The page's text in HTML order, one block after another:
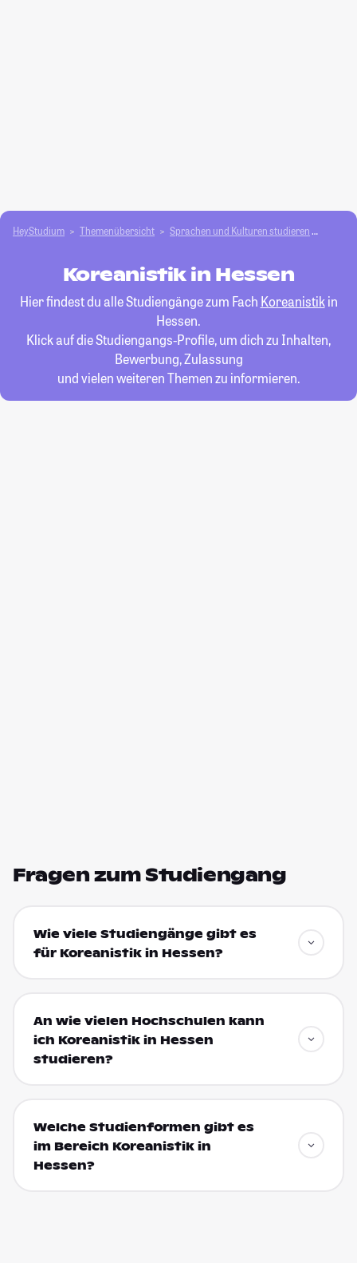
HeyStudium Themenübersicht Sprachen und Kulturen studieren
Koreanistik in Hessen
Hier findest du alle Studiengänge zum Fach Koreanistikin
Hessen.
Klick auf die Studiengangs-Profile, um dich zu Inhalten,
Bewerbung, Zulassung
und vielen weiteren Themen zu informieren.
Fragen zum Studiengang
Wie viele Studiengänge gibt es
für Koreanistik in Hessen?
An wie vielen Hochschulen kann
ich Koreanistik in Hessen
studieren?
Welche Studienformen gibt es
im Bereich Koreanistik in
Hessen?